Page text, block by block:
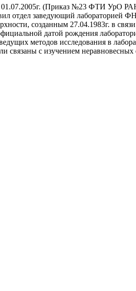
(Приказ №23 ФТИ УрО
отдел заведующий лабораторией
созданным 27.04.1983г. в
датой рождения
ведущих методов исследования в
с изучением